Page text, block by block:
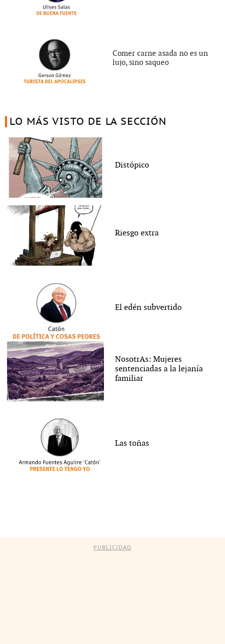
Comer carne asada no es un
lujo, sino saqueo
LO MÁS VISTO DE LA SECCIÓN
Distópico
Riesgo extra
El edén subvertido
NosotrAs: Mujeres
sentenciadas a la lejanía
familiar
Las toñas
PUBLICIDAD